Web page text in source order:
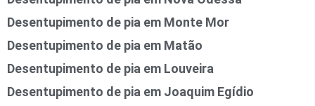
Desentupimento de pia em Monte Mor
Desentupimento de pia em Matão
Desentupimento de pia em Louveira
Desentupimento de pia em Joaquim Egídio